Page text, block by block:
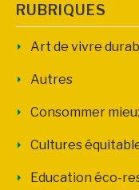
RUBRIQUES
Art de vivre
Autres
Consommer
Cultures
Education éco-